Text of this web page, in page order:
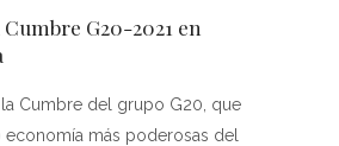
G20-2021 en
Cumbre del grupo G20, que
economía más poderosas del